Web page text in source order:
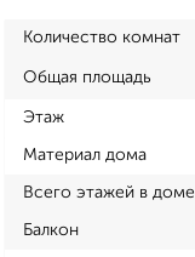
Количество комнат
Общая площадь
Этаж
Материал дома
Всего этажей в доме
Балкон